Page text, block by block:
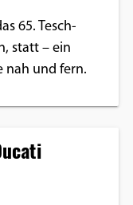
65. Tesch-
statt – ein
nah und fern.